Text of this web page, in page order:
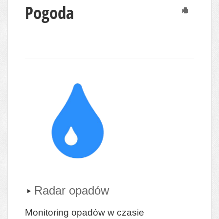
Pogoda
Radar opadów
Monitoring opadów w czasie